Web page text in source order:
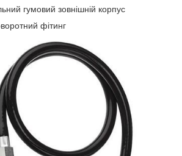
гумовий зовнішній корпус
фітинг